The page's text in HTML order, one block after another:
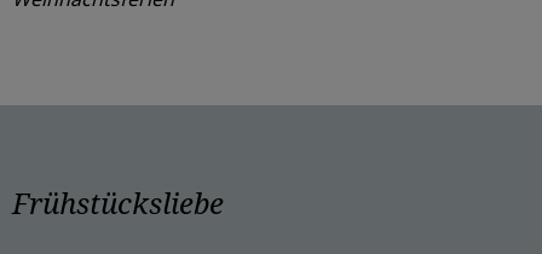
Frühstücksliebe